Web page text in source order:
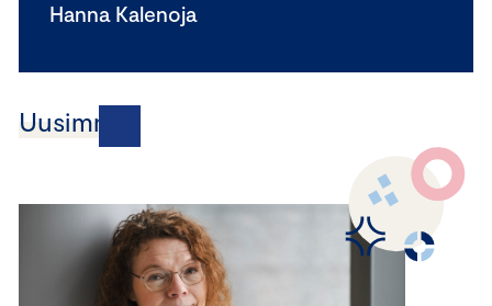
Hanna Kalenoja
Uusimmat